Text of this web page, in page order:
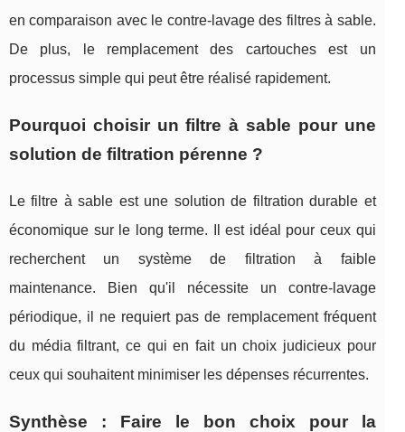
en comparaison avec le contre-lavage des filtres à sable.
De plus, le remplacement des cartouches est un
processus simple qui peut être réalisé rapidement.
Pourquoi choisir un filtre à sable pour une
solution de filtration pérenne ?
Le filtre à sable est une solution de filtration durable et
économique sur le long terme. Il est idéal pour ceux qui
recherchent un système de filtration à faible
maintenance. Bien qu'il nécessite un contre-lavage
périodique, il ne requiert pas de remplacement fréquent
du média filtrant, ce qui en fait un choix judicieux pour
ceux qui souhaitent minimiser les dépenses récurrentes.
Synthèse : Faire le bon choix pour la